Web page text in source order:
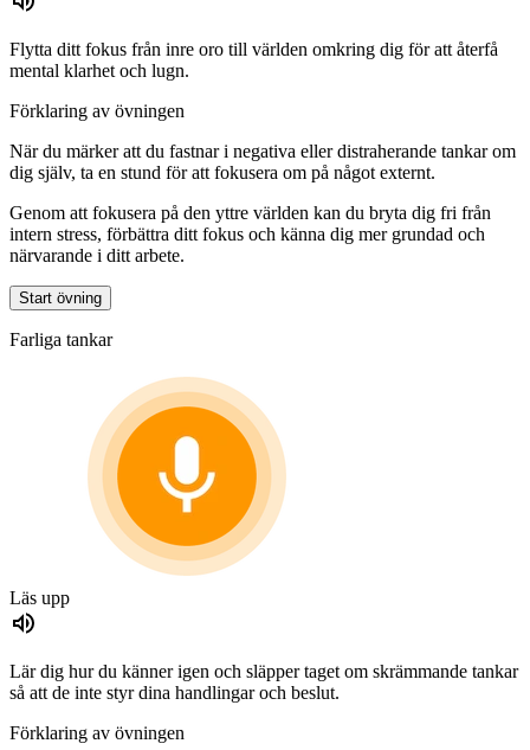
Flytta ditt fokus från inre oro till världen omkring dig för att återfå
mental klarhet och lugn.
Förklaring av övningen
När du märker att du fastnar i negativa eller distraherande tankar om
dig själv, ta en stund för att fokusera om på något externt.
Genom att fokusera på den yttre världen kan du bryta dig fri från
intern stress, förbättra ditt fokus och känna dig mer grundad och
närvarande i ditt arbete.
Start övning
Farliga tankar
Läs upp
Lär dig hur du känner igen och släpper taget om skrämmande tankar
så att de inte styr dina handlingar och beslut.
Förklaring av övningen